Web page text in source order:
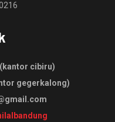
cibiru)
gegerkalong)